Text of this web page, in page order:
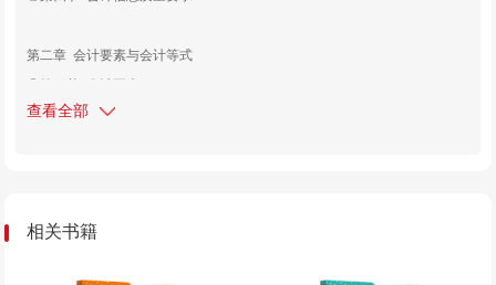
第二章 会计要素与会计等式
◎第二节 会计等式
◎第二节 账户
查看全部
相关书籍